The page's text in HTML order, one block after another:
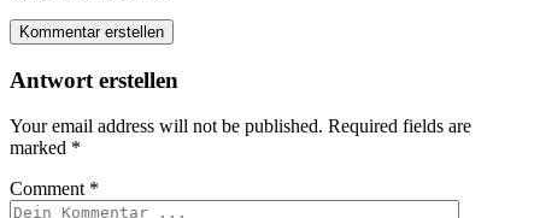
Kommentar erstellen
Antwort erstellen
Your email address will not be published. Required fields are
marked *
Comment *